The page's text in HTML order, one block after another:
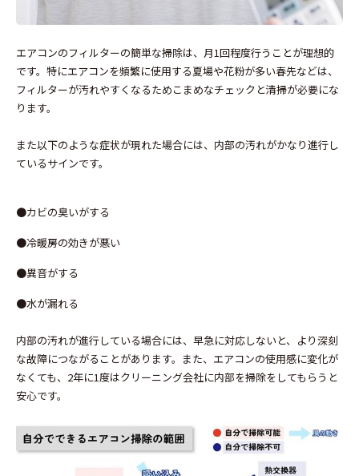
エアコンのフィルターの簡単な掃除は、月1回程度行うことが理想的
です。特にエアコンを頻繁に使用する夏場や花粉が多い春先などは、
フィルターが汚れやすくなるためこまめなチェックと清掃が必要にな
ります。
また以下のような症状が現れた場合には、内部の汚れがかなり進行し
ているサインです。
●カビの臭いがする
●冷暖房の効きが悪い
●異音がする
●水が漏れる
内部の汚れが進行している場合には、早急に対応しないと、より深刻
な故障につながることがあります。また、エアコンの使用感に変化が
なくても、2年に1度はクリーニング会社に内部を掃除をしてもらうと
安心です。